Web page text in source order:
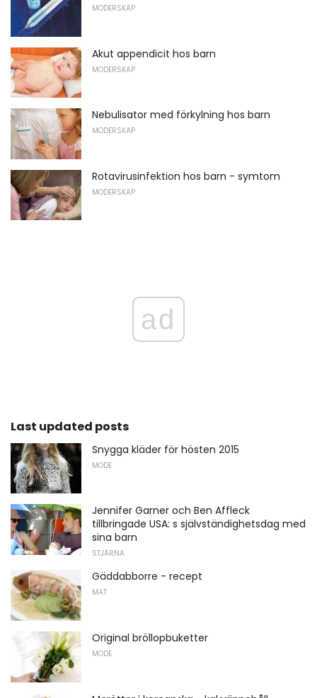
MODERSKAP
Akut appendicit hos barn
MODERSKAP
Nebulisator med förkylning hos barn
MODERSKAP
Rotavirusinfektion hos barn - symtom
MODERSKAP
ad
Last updated posts
Snygga kläder för hösten 2015
MODE
Jennifer Garner och Ben Affleck
tillbringade USA: s självständighetsdag med
sina barn
STJÄRNA
Gäddabborre - recept
MAT
Original bröllopbuketter
MODE